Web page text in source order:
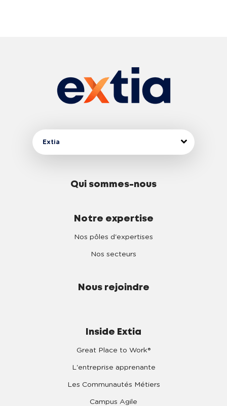
Extia
Qui sommes-nous
Notre expertise
Nos pôles d'expertises
Nos secteurs
Nous rejoindre
Inside Extia
Great Place to Work®
L'entreprise apprenante
Les Communautés Métiers
Campus Agile